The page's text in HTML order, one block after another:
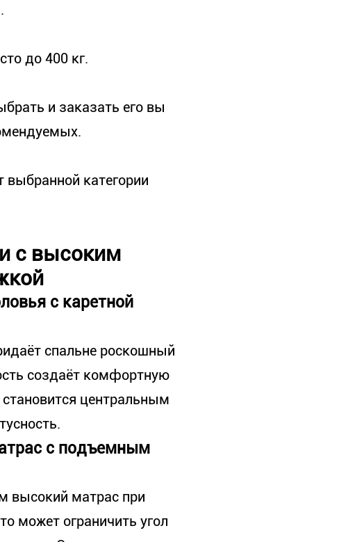
до 400 кг.
и заказать его вы
выбранной категории
с высоким
с каретной
спальне роскошный
создаёт комфортную
центральным
с подъемным
высокий матрас при
может ограничить угол